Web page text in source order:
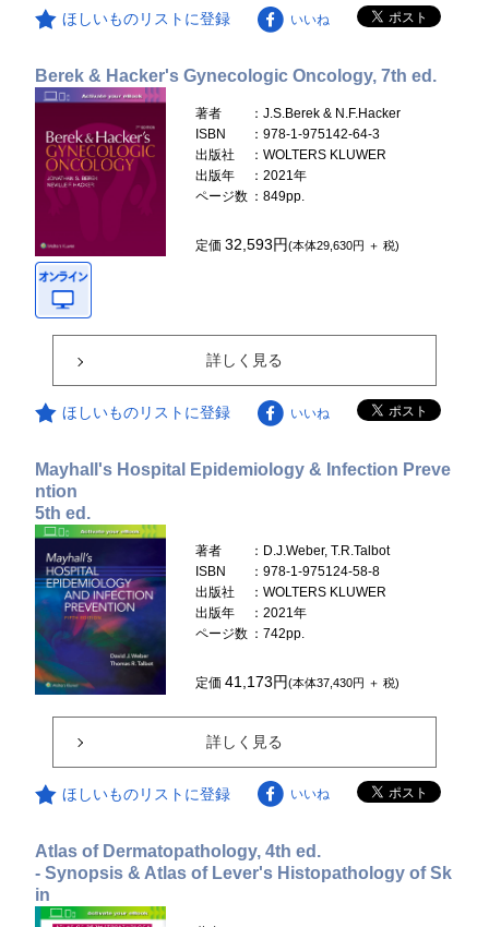
ほしいものリストに登録 いいね
Berek & Hacker's Gynecologic Oncology, 7th ed.
著者
：J.S.Berek & N.F.Hacker
ISBN
：978-1-975142-64-3
出版社
：WOLTERS KLUWER
出版年
：2021年
ページ数 ：849pp.
定価32,593円(本体29,630円 ＋ 税)
詳しく見る
ほしいものリストに登録 いいね
Mayhall's Hospital Epidemiology & Infection Preve
ntion
5th ed.
著者
：D.J.Weber, T.R.Talbot
ISBN
：978-1-975124-58-8
出版社
：WOLTERS KLUWER
出版年
：2021年
ページ数 ：742pp.
定価41,173円(本体37,430円 ＋ 税)
詳しく見る
ほしいものリストに登録 いいね
Atlas of Dermatopathology, 4th ed.
- Synopsis & Atlas of Lever's Histopathology of Sk
in